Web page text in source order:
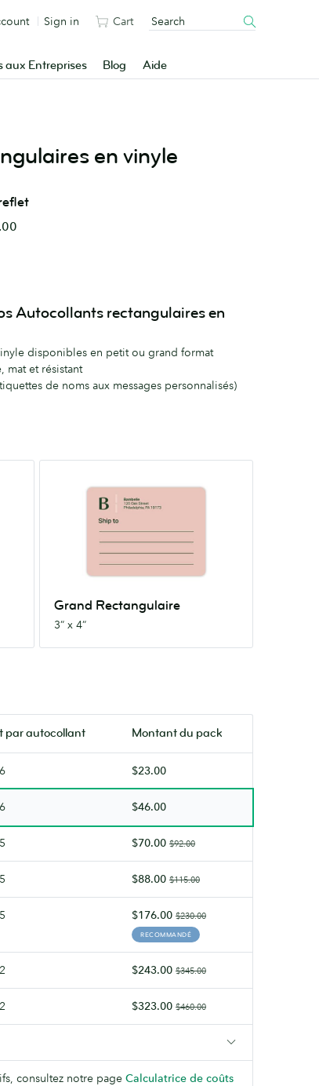
aux Entreprises Blog Aide
Sign in Cart
en vinyle
Autocollants rectangulaires en
disponibles en petit ou grand format
mat et résistant
de noms aux messages personnalisés)
Grand Rectangulaire
3” x 4”
Rectangulaire
parautocollant Montant du pack
$23.00
$46.00
$70.00 $92.00
$88.00 $115.00
$176.00 $230.00
RECOMMANDÉ
$243.00 $345.00
$323.00 $460.00
consultez notre page Calculatrice de coûts